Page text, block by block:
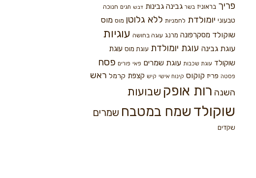
פריך בראוניז בשר גבינה גבינות דבש חגים חנוכה
טבעוני יומולדת לחמניות ללא גלוטן מוס מוס
שוקולד מסקרפונה מרנג עוגה בחושה עוגיות
עוגת גבינה עוגת יומולדת עוגת מוס עוגת
שוקולד עוגת שכבות עוגת שמרים פאי פורים פסח
פסטה פריז קוקוס קינוח אישי קיש קצפת קרמל ראש
השנה רות אופק שבועות
שוקולד שמח במטבח שמרים
שקדים